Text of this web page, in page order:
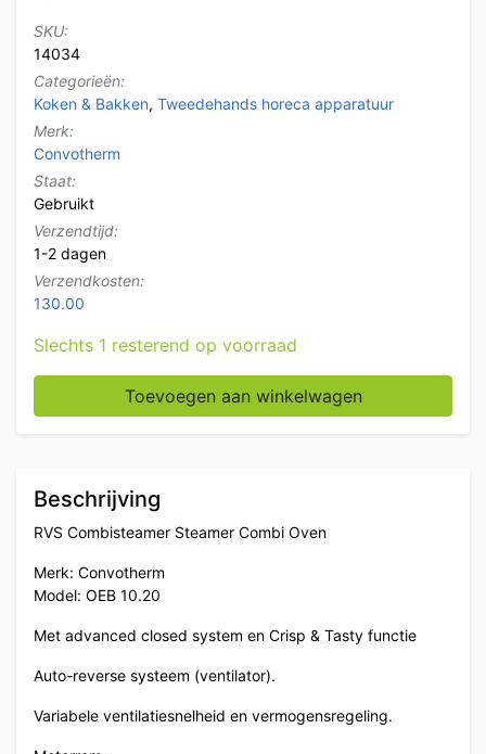
SKU:
14034
Categorieën:
Koken & Bakken, Tweedehands horeca apparatuur
Merk:
Convotherm
Staat:
Gebruikt
Verzendtijd:
1-2 dagen
Verzendkosten:
130.00
Slechts 1 resterend op voorraad
RVS Convotherm Combisteamer 22 x 1/1 GN 400V
Toevoegen aan winkelwagen
Beschrijving
RVS Combisteamer Steamer Combi Oven
Merk: Convotherm
Model: OEB 10.20
Met advanced closed system en Crisp & Tasty functie
Auto-reverse systeem (ventilator).
Variabele ventilatiesnelheid en vermogensregeling.